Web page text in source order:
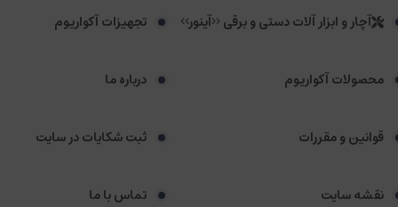
آچار و ابزار آلات دستی و برقی <<آینور>> تجهیزات آکواریوم
محصولات آکواریوم درباره ما
قوانین و مقررات ثبت شکایات در سایت
نقشه سایت تماس با ما